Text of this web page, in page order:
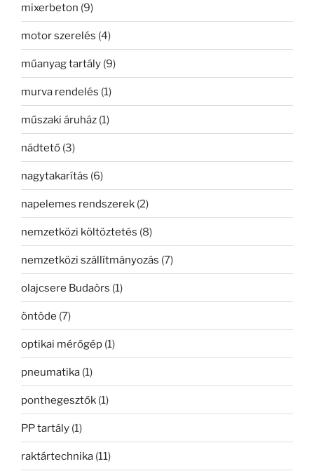
mixerbeton (9)
motor szerelés (4)
műanyag tartály (9)
murva rendelés (1)
műszaki áruház (1)
nádtető (3)
nagytakarítás (6)
napelemes rendszerek (2)
nemzetközi költöztetés (8)
nemzetközi szállítmányozás (7)
olajcsere Budaörs (1)
öntöde (7)
optikai mérőgép (1)
pneumatika (1)
ponthegesztők (1)
PP tartály (1)
raktártechnika (11)